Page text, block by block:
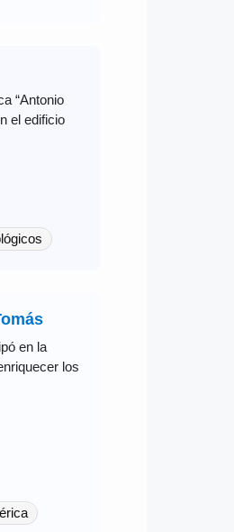
“Antonio
el edificio
en la
los